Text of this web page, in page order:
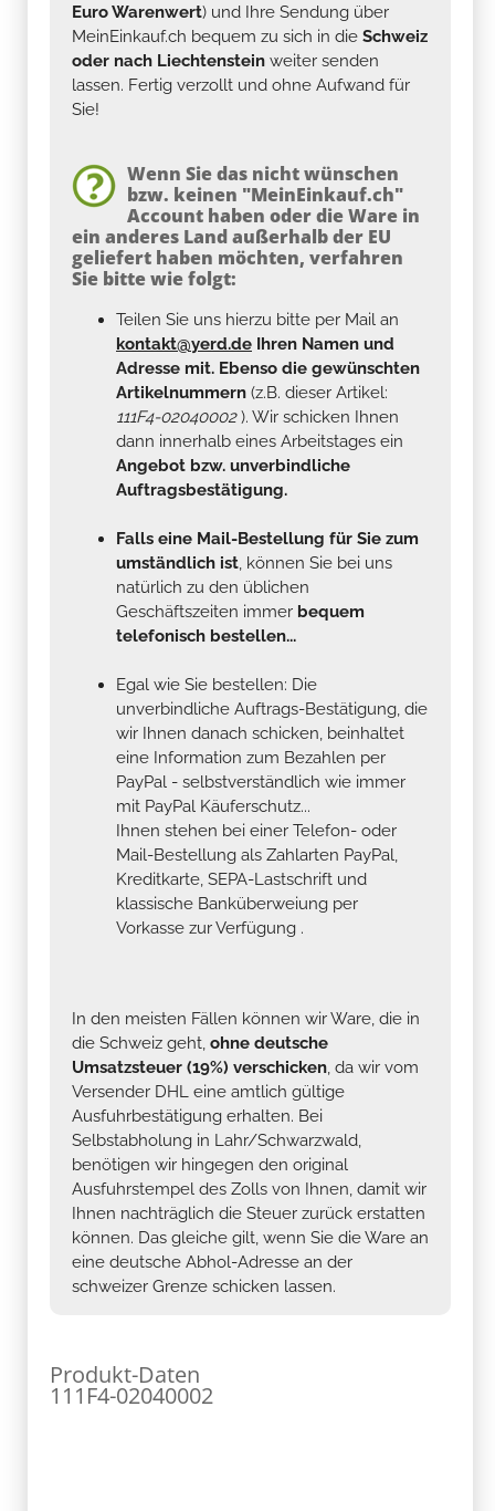
Euro Warenwert) und Ihre Sendung über
MeinEinkauf.ch bequem zu sich in die Schweiz
oder nach Liechtenstein weiter senden
lassen. Fertig verzollt und ohne Aufwand für
Sie!
Wenn Sie das nicht wünschen
bzw. keinen "MeinEinkauf.ch"
Account haben oder die Ware in
ein anderes Land außerhalb der EU
geliefert haben möchten, verfahren
Sie bitte wie folgt:
Teilen Sie uns hierzu bitte per Mail an
kontakt@yerd.de Ihren Namen und
Adresse mit. Ebenso die gewünschten
Artikelnummern (z.B. dieser Artikel:
111F4-02040002). Wir schicken Ihnen
dann innerhalb eines Arbeitstages ein
Angebot bzw. unverbindliche
Auftragsbestätigung.
Falls eine Mail-Bestellung für Sie zum
umständlich ist, können Sie bei uns
natürlich zu den üblichen
Geschäftszeiten immer bequem
telefonisch bestellen...
Egal wie Sie bestellen: Die
unverbindliche Auftrags-Bestätigung, die
wir Ihnen danach schicken, beinhaltet
eine Information zum Bezahlen per
PayPal - selbstverständlich wie immer
mit PayPal Käuferschutz...
Ihnen stehen bei einer Telefon- oder
Mail-Bestellung als Zahlarten PayPal,
Kreditkarte, SEPA-Lastschrift und
klassische Banküberweiung per
Vorkasse zur Verfügung .
In den meisten Fällen können wir Ware, die in
die Schweiz geht, ohne deutsche
Umsatzsteuer (19%) verschicken, da wir vom
Versender DHL eine amtlich gültige
Ausfuhrbestätigung erhalten. Bei
Selbstabholung in Lahr/Schwarzwald,
benötigen wir hingegen den original
Ausfuhrstempel des Zolls von Ihnen, damit wir
Ihnen nachträglich die Steuer zurück erstatten
können. Das gleiche gilt, wenn Sie die Ware an
eine deutsche Abhol-Adresse an der
schweizer Grenze schicken lassen.
Produkt-Daten
111F4-02040002